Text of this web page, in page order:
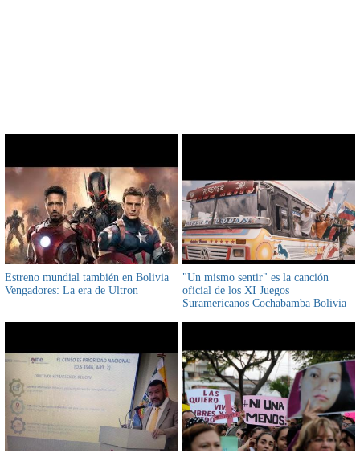
Estreno mundial también en Bolivia
Vengadores: La era de Ultron
"Un mismo sentir" es la canción
oficial de los XI Juegos
Suramericanos Cochabamba Bolivia